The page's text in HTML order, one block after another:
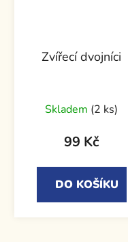
Zvířecí dvojníci
Skladem (2 ks)
99 Kč
DO KOŠÍKU